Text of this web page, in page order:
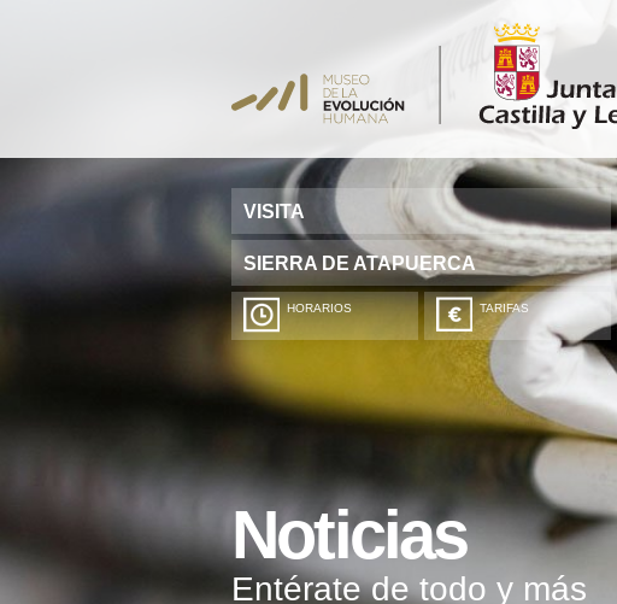
VISITA
SIERRA DE ATAPUERCA
HORARIOS TARIFAS
Noticias
Entérate de todo y más